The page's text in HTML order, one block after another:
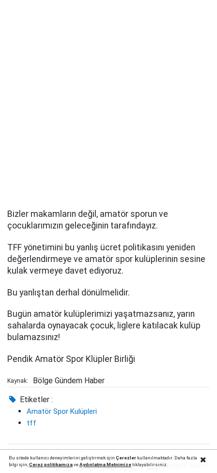
Bizler makamların değil, amatör sporun ve
çocuklarımızın geleceğinin tarafındayız.
TFF yönetimini bu yanlış ücret politikasını yeniden
değerlendirmeye ve amatör spor kulüplerinin sesine
kulak vermeye davet ediyoruz.
Bu yanlıştan derhal dönülmelidir.
Bugün amatör kulüplerimizi yaşatmazsanız, yarın
sahalarda oynayacak çocuk, liglere katılacak kulüp
bulamazsınız!
Pendik Amatör Spor Klüpler Birliği
Kaynak: Bölge Gündem Haber
Etiketler :
Amatör Spor Kulüpleri
tff
0 0 0 0 0 0 0
Bu sitede kullanıcı deneyimlerini geliştirmek için Çerezlerkullanılmaktadır. Daha fazla
bilgi için;Çerez politikamızaveAydınlatma Metnimizetıklayabilirsiniz.Reklamı Kapat